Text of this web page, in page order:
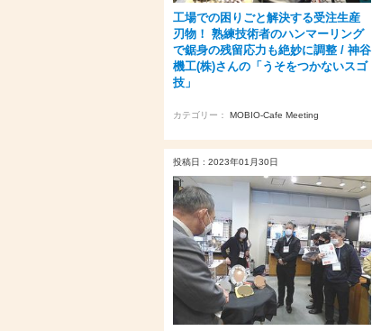
工場での困りごと解決する受注生産
刃物！ 熟練技術者のハンマーリング
で鋸身の残留応力も絶妙に調整 / 神谷
機工(株)さんの「うそをつかないスゴ
技」
カテゴリー： MOBIO-Cafe Meeting
投稿日 : 2023年01月30日